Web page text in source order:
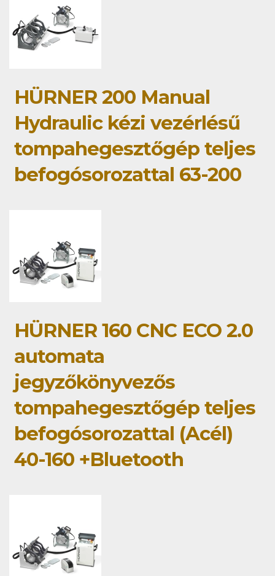
HÜRNER 200 Manual
Hydraulic kézi vezérlésű
tompahegesztőgép teljes
befogósorozattal 63-200
HÜRNER 160 CNC ECO 2.0
automata
jegyzőkönyvezős
tompahegesztőgép teljes
befogósorozattal (Acél)
40-160 +Bluetooth